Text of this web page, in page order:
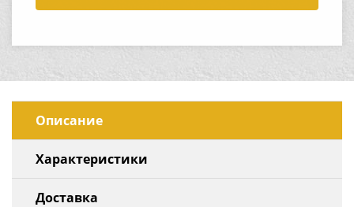
Описание
Характеристики
Доставка